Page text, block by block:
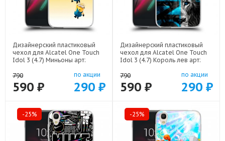
Дизайнерский пластиковый
чехол для Alcatel One Touch
Idol 3 (4.7) Миньоны арт:
790
590 ₽
по акции
290 ₽
Дизайнерский пластиковый
чехол для Alcatel One Touch
Idol 3 (4.7) Король лев арт:
790
590 ₽
по акции
290 ₽
-25% -25%